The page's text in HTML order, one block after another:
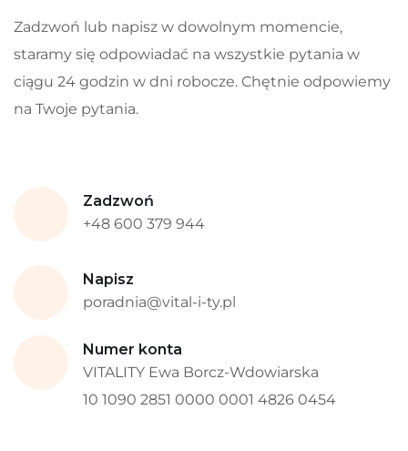
Zadzwoń lub napisz w dowolnym momencie,
staramy się odpowiadać na wszystkie pytania w
ciągu 24 godzin w dni robocze. Chętnie odpowiemy
na Twoje pytania.
Zadzwoń
+48 600 379 944
Napisz
poradnia@vital-i-ty.pl
Numer konta
VITALITY Ewa Borcz-Wdowiarska
10 1090 2851 0000 0001 4826 0454